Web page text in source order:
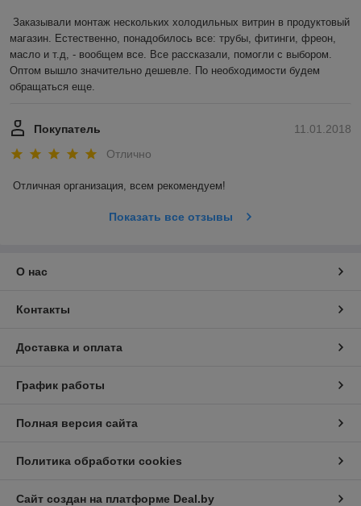
Заказывали монтаж нескольких холодильных витрин в продуктовый
магазин. Естественно, понадобилось все: трубы, фитинги, фреон,
масло и т.д, - вообщем все. Все рассказали, помогли с выбором.
Оптом вышло значительно дешевле. По необходимости будем
обращаться еще.
11.01.2018
Покупатель
Отлично
Отличная организация, всем рекомендуем!
Показать все отзывы
О нас
Контакты
Доставка и оплата
График работы
Полная версия сайта
Политика обработки cookies
Сайт создан на платформе Deal.by